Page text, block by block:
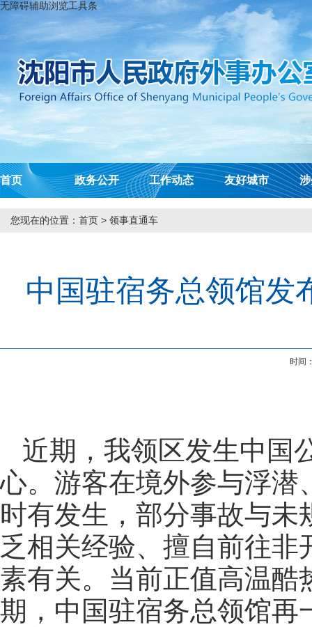
无障碍辅助浏览工具条
首页 政务公开 工作动态 友好城市
您现在的位置： 首页 > 领事直通车
中国驻宿务总领馆发
时间
近期，我领区发生中国
心。游客在境外参与浮潜
时有发生，部分事故与
乏相关经验、擅自前往
素有关。当前正值高温酷
期，中国驻宿务总领馆再